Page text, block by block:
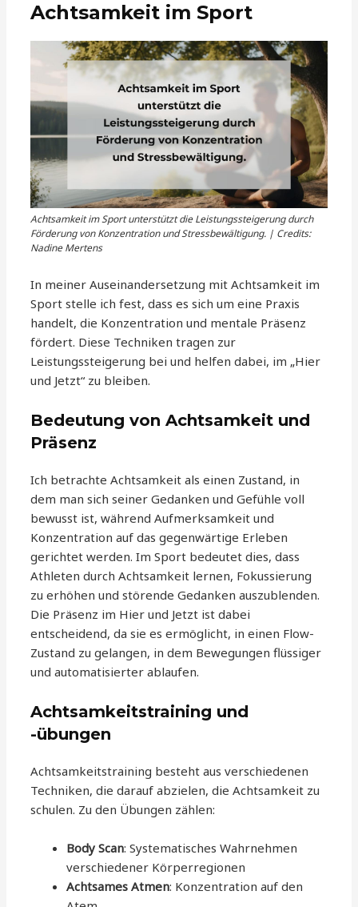
Achtsamkeit im Sport
Achtsamkeit im Sport unterstützt die Leistungssteigerung durch
Förderung von Konzentration und Stressbewältigung. | Credits:
Nadine Mertens
In meiner Auseinandersetzung mit Achtsamkeit im
Sport stelle ich fest, dass es sich um eine Praxis
handelt, die Konzentration und mentale Präsenz
fördert. Diese Techniken tragen zur
Leistungssteigerung bei und helfen dabei, im „Hier
und Jetzt“ zu bleiben.
Bedeutung von Achtsamkeit und
Präsenz
Ich betrachte Achtsamkeit als einen Zustand, in
dem man sich seiner Gedanken und Gefühle voll
bewusst ist, während Aufmerksamkeit und
Konzentration auf das gegenwärtige Erleben
gerichtet werden. Im Sport bedeutet dies, dass
Athleten durch Achtsamkeit lernen, Fokussierung
zu erhöhen und störende Gedanken auszublenden.
Die Präsenz im Hier und Jetzt ist dabei
entscheidend, da sie es ermöglicht, in einen Flow-
Zustand zu gelangen, in dem Bewegungen flüssiger
und automatisierter ablaufen.
Achtsamkeitstraining und
-übungen
Achtsamkeitstraining besteht aus verschiedenen
Techniken, die darauf abzielen, die Achtsamkeit zu
schulen. Zu den Übungen zählen:
Body Scan: Systematisches Wahrnehmen
verschiedener Körperregionen
Achtsames Atmen: Konzentration auf den